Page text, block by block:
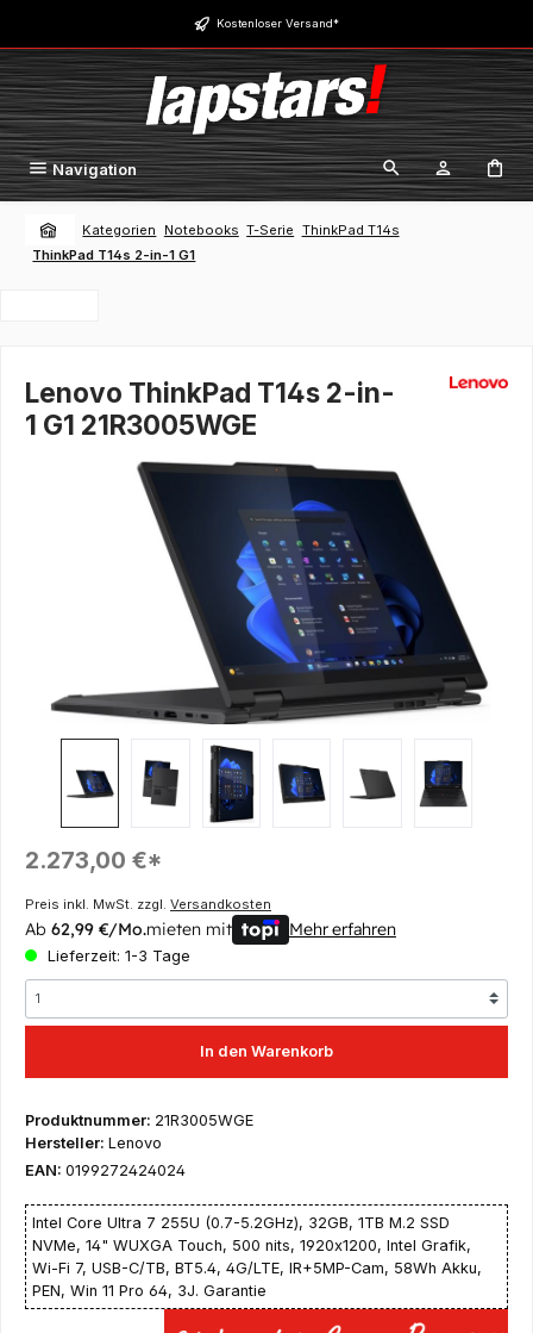
Zum Hauptinhalt springen Kostenloser Versand*
Navigation
Kategorien Notebooks T-Serie ThinkPad T14s
ThinkPad T14s 2-in-1 G1
Lenovo ThinkPad T14s 2-in-
1 G1 21R3005WGE
Bildergalerie überspringen
Regulärer Preis:
2.273,00 €*
Preis inkl. MwSt. zzgl. Versandkosten
Ab 62,99 €/Mo.mieten mit Mehr erfahren
Lieferzeit: 1-3 Tage
In den Warenkorb
Produktnummer: 21R3005WGE
Hersteller: Lenovo
EAN: 0199272424024
Intel Core Ultra 7 255U (0.7-5.2GHz), 32GB, 1TB M.2 SSD
NVMe, 14" WUXGA Touch, 500 nits, 1920x1200, Intel Grafik,
Wi-Fi 7, USB-C/TB, BT5.4, 4G/LTE, IR+5MP-Cam, 58Wh Akku,
PEN, Win 11 Pro 64, 3J. Garantie